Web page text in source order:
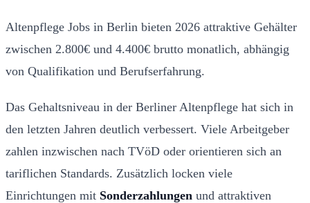
Altenpflege Jobs in Berlin bieten 2026 attraktive Gehälter
zwischen 2.800€ und 4.400€ brutto monatlich, abhängig
von Qualifikation und Berufserfahrung.
Das Gehaltsniveau in der Berliner Altenpflege hat sich in
den letzten Jahren deutlich verbessert. Viele Arbeitgeber
zahlen inzwischen nach TVöD oder orientieren sich an
tariflichen Standards. Zusätzlich locken viele
Einrichtungen mit Sonderzahlungen und attraktiven